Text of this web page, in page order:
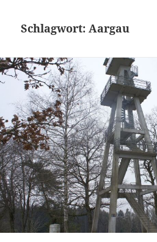
Schlagwort:Aargau